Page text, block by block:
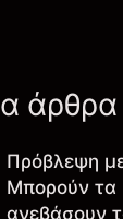
άρθρα
Πρόβλεψη
Μπορούν τα
ανεβάσουν